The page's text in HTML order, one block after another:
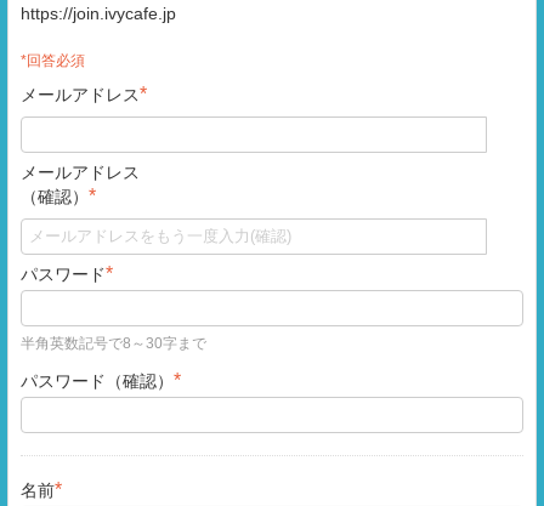
https://join.ivycafe.jp
*回答必須
メールアドレス*
メールアドレス
（確認） *
パスワード*
半角英数記号で8～30字まで
パスワード（確認） *
名前*